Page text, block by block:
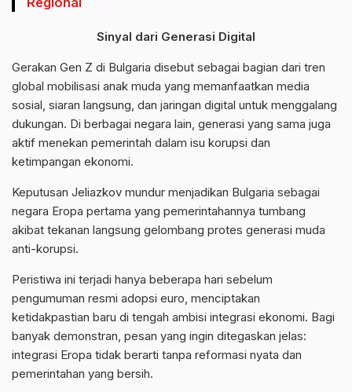
Sinyal dari Generasi Digital
Gerakan Gen Z di Bulgaria disebut sebagai bagian dari tren
global mobilisasi anak muda yang memanfaatkan media
sosial, siaran langsung, dan jaringan digital untuk menggalang
dukungan. Di berbagai negara lain, generasi yang sama juga
aktif menekan pemerintah dalam isu korupsi dan
ketimpangan ekonomi.
Keputusan Jeliazkov mundur menjadikan Bulgaria sebagai
negara Eropa pertama yang pemerintahannya tumbang
akibat tekanan langsung gelombang protes generasi muda
anti-korupsi.
Peristiwa ini terjadi hanya beberapa hari sebelum
pengumuman resmi adopsi euro, menciptakan
ketidakpastian baru di tengah ambisi integrasi ekonomi. Bagi
banyak demonstran, pesan yang ingin ditegaskan jelas:
integrasi Eropa tidak berarti tanpa reformasi nyata dan
pemerintahan yang bersih.